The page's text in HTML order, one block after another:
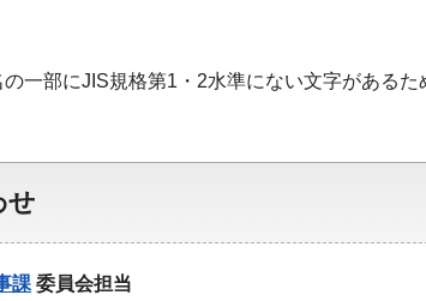
一部にJIS規格第1・2水準にない文字がある
せ
課委員会担当